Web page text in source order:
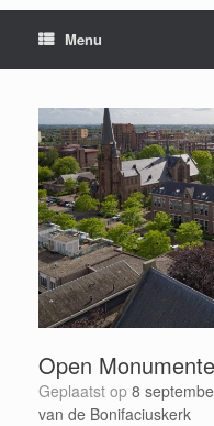
Menu
Open
Geplaatst op 8
van de Bonifaciuskerk